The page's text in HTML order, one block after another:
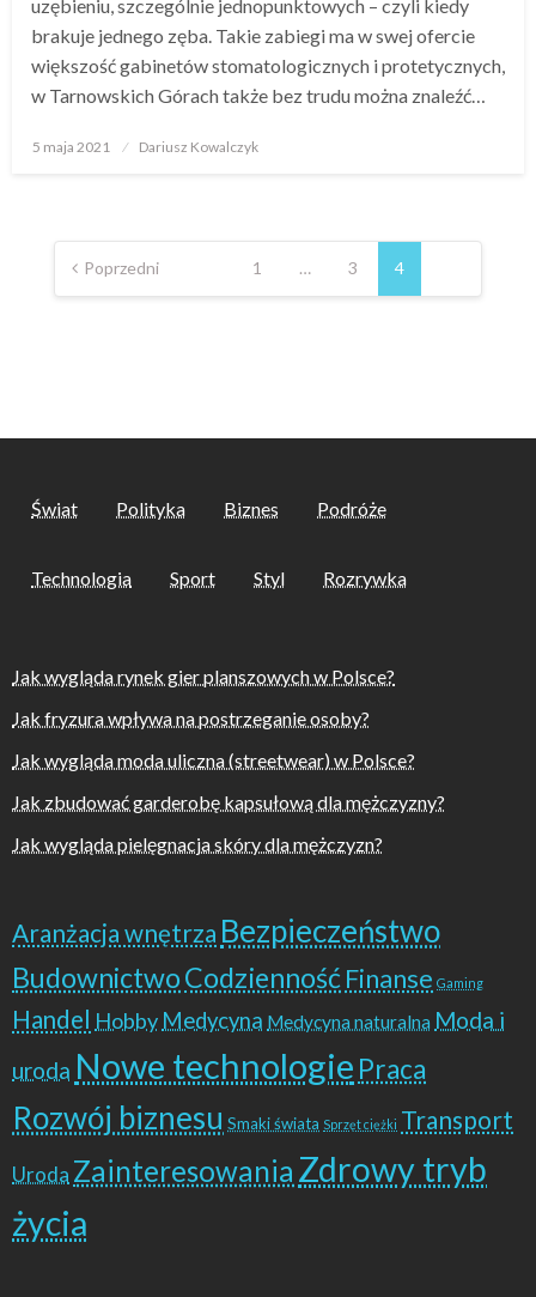
uzębieniu, szczególnie jednopunktowych – czyli kiedy
brakuje jednego zęba. Takie zabiegi ma w swej ofercie
większość gabinetów stomatologicznych i protetycznych,
w Tarnowskich Górach także bez trudu można znaleźć…
Opublikowane
5 maja 2021 Dariusz Kowalczyk
Nawigacja
po
wpisach
Poprzedni 1 … 3 4
Świat Polityka Biznes Podróże
Technologia Sport Styl Rozrywka
Jak wygląda rynek gier planszowych w Polsce?
Jak fryzura wpływa na postrzeganie osoby?
Jak wygląda moda uliczna (streetwear) w Polsce?
Jak zbudować garderobę kapsułową dla mężczyzny?
Jak wygląda pielęgnacja skóry dla mężczyzn?
Aranżacja wnętrza Bezpieczeństwo
BudownictwoCodziennośćFinanse Gaming
Handel Hobby Medycyna Medycyna naturalna Moda i
uroda Nowe technologie Praca
Rozwój biznesu Smaki świata Sprzęt ciężki Transport
Uroda Zainteresowania Zdrowy tryb
życia